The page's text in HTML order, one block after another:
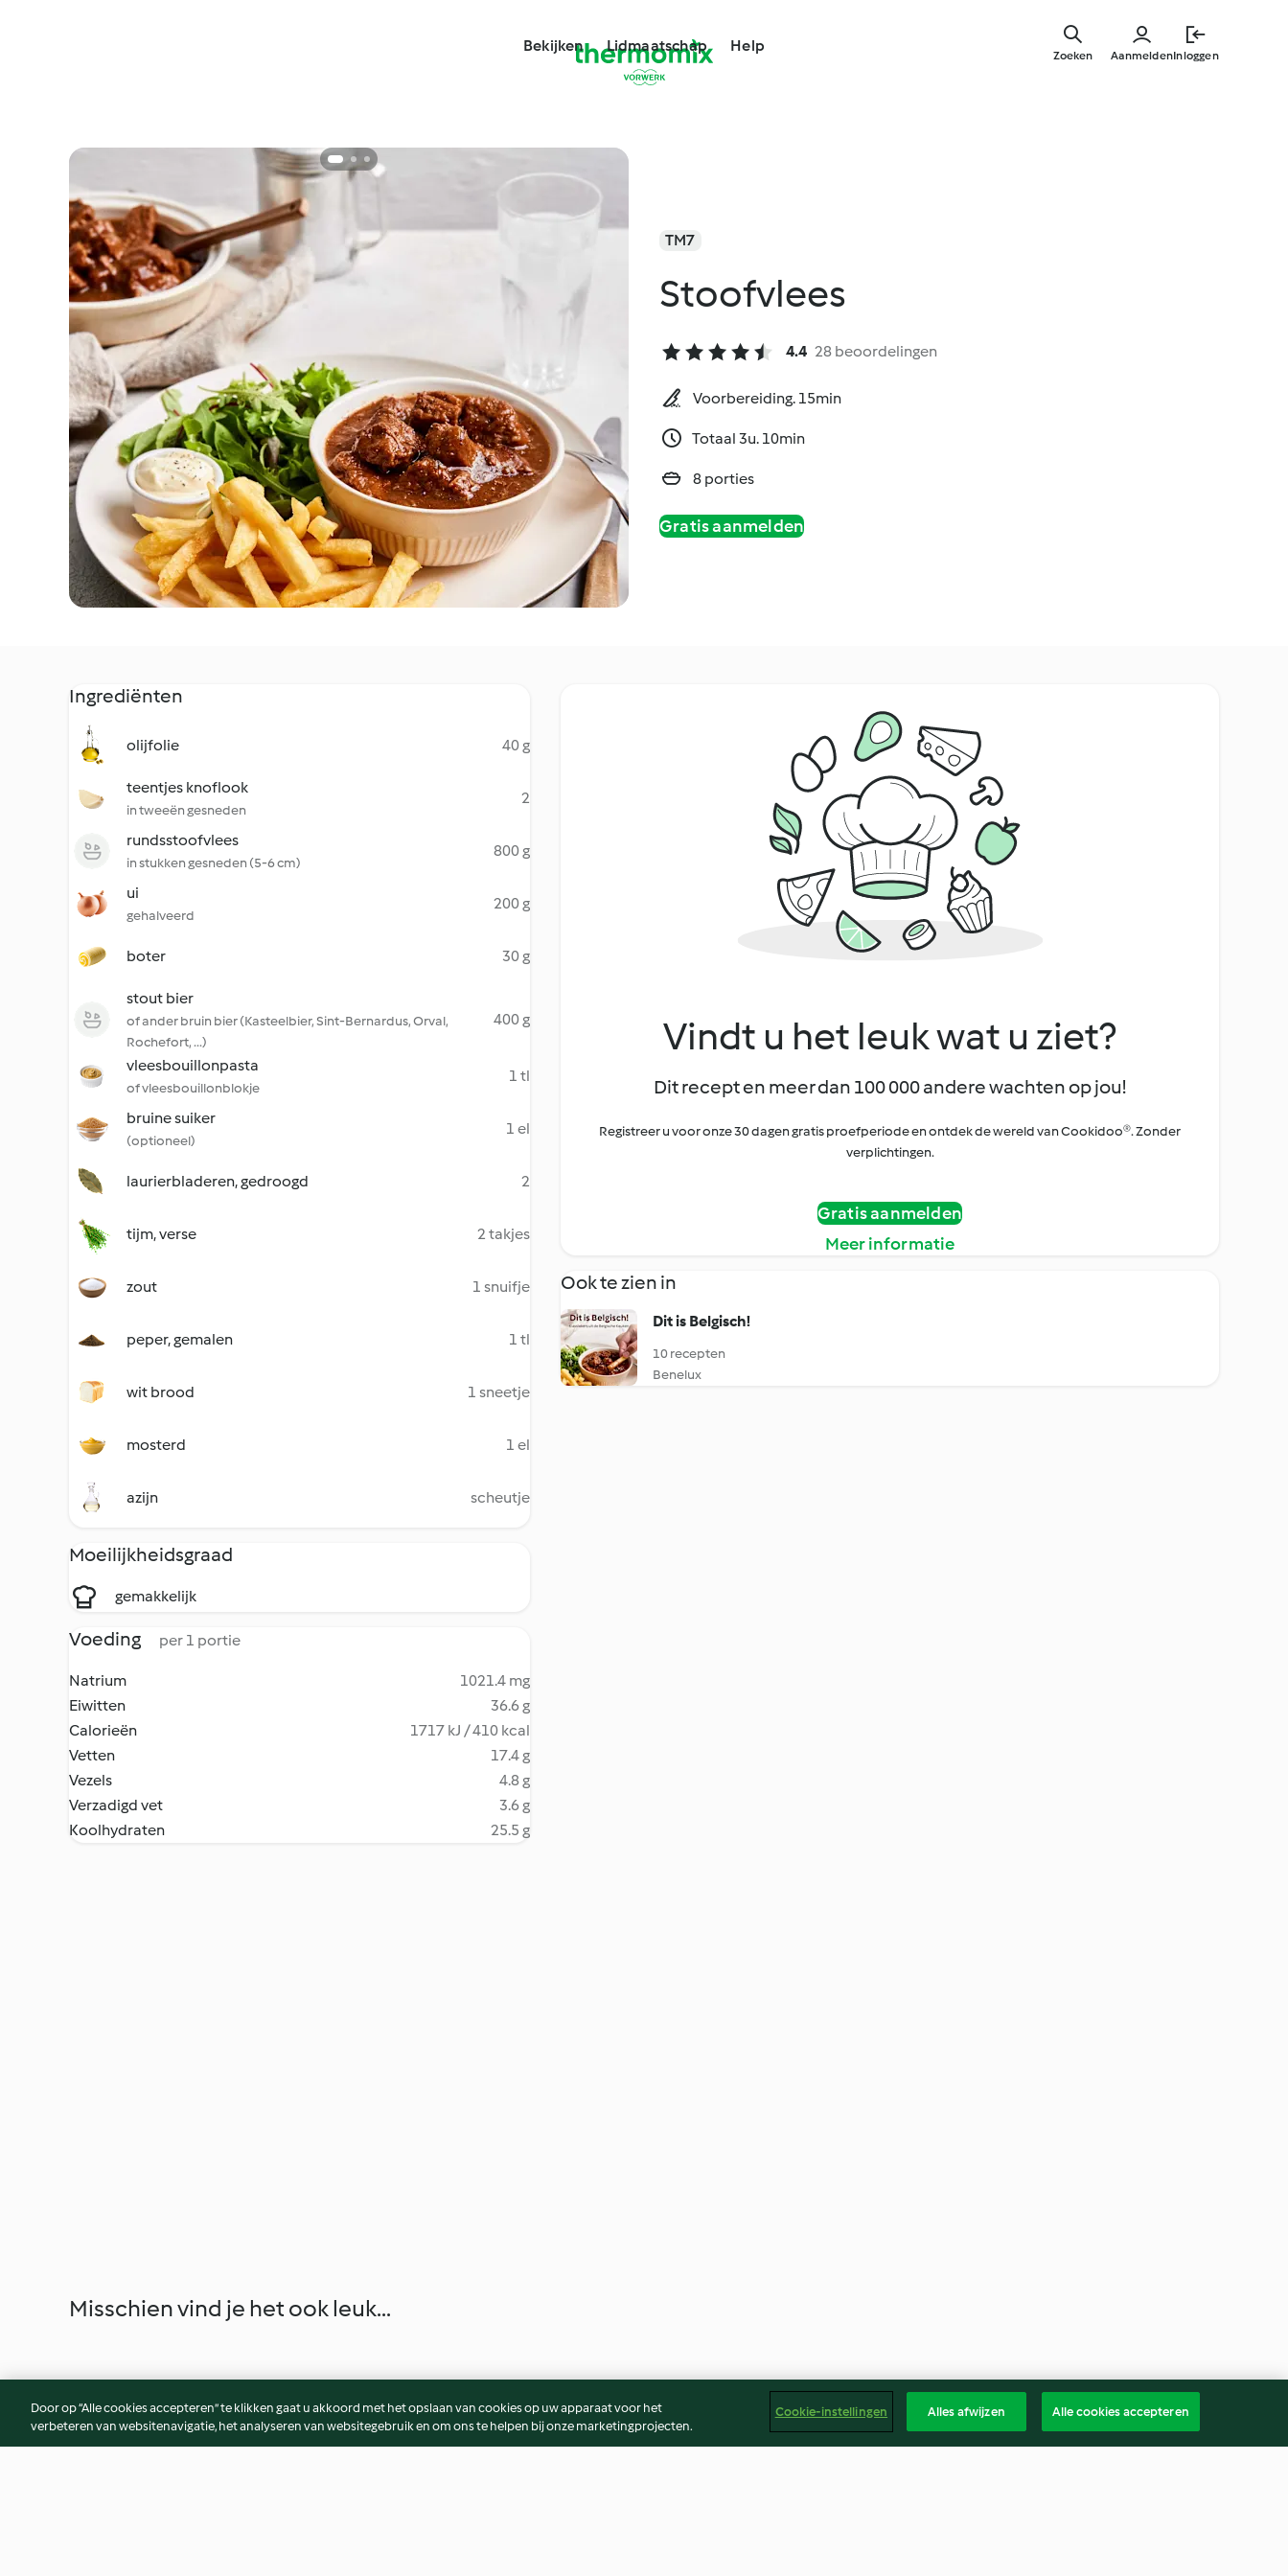
Bekijken Lidmaatschap Help
AanmeldenInloggen
Zoeken
TM7
Stoofvlees
4.4 28 beoordelingen
Voorbereiding. 15min
Totaal 3u. 10min
8 porties
Gratis aanmelden
Ingrediënten
olijfolie 40 g
teentjes knoflook
in tweeën gesneden
2
rundsstoofvlees
in stukken gesneden (5-6 cm)
800 g
ui
gehalveerd
200 g
boter 30 g
stout bier
of ander bruin bier (Kasteelbier, Sint-Bernardus, Orval,
Rochefort, ...)
400 g
vleesbouillonpasta
of vleesbouillonblokje
1 tl
bruine suiker
(optioneel)
1 el
laurierbladeren, gedroogd 2
tijm, verse 2 takjes
zout 1 snuifje
peper, gemalen 1 tl
wit brood 1 sneetje
mosterd 1 el
azijn scheutje
Moeilijkheidsgraad
gemakkelijk
Voeding per 1 portie
Natrium
1021.4 mg
Eiwitten
36.6 g
Calorieën
1717 kJ / 410 kcal
Vetten
17.4 g
Vezels
4.8 g
Verzadigd vet
3.6 g
Koolhydraten
25.5 g
Vindt u het leuk wat u ziet?
Dit recept en meer dan 100 000 andere wachten op jou!
Registreer u voor onze 30 dagen gratis proefperiode en ontdek de wereld van Cookidoo®. Zonder
verplichtingen.
Gratis aanmelden
Meer informatie
Ook te zien in
Dit is Belgisch!
10 recepten
Benelux
Misschien vind je het ook leuk...
Door op “Alle cookies accepteren” te klikken gaat u akkoord met het opslaan van cookies op uw apparaat voor het
verbeteren van websitenavigatie, het analyseren van websitegebruik en om ons te helpen bij onze marketingprojecten.
Cookie-instellingen Alles afwijzen Alle cookies accepteren